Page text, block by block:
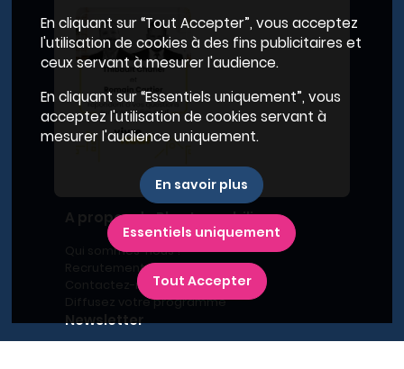
A propos du Plan Immobilier
Qui sommes-nous ?
Recrutement
Contactez-nous
Diffusez votre programme
Newsletter
En cliquant sur “Tout Accepter”, vous acceptez
l'utilisation de cookies à des fins publicitaires et
ceux servant à mesurer l'audience.
En cliquant sur “Essentiels uniquement”, vous
acceptez l'utilisation de cookies servant à
mesurer l'audience uniquement.
En savoir plus
Essentiels uniquement
Tout Accepter